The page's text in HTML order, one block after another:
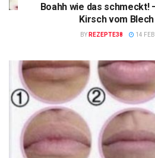
Boahh wie das schmeckt!
Kirsch vom
BY REZEPTE38 14